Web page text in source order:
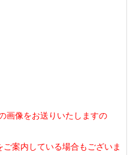
画像をお送りいたしますの
案内している場合もございま